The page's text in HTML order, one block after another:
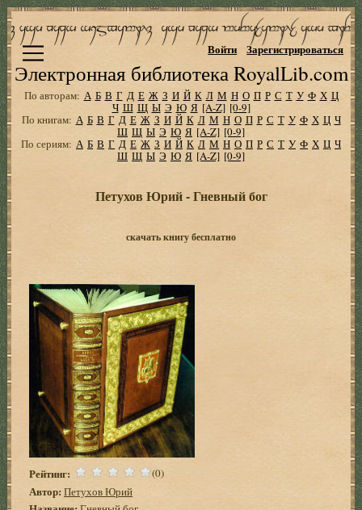
Электронная библиотека RoyalLib.com
Войти Зарегистрироваться
По авторам: А Б В Г Д Е Ж З И Й К Л М Н О П Р С Т У Ф Х Ц
Ч Ш Щ Ы Э Ю Я [A-Z] [0-9]
По книгам: А Б В Г Д Е Ж З И Й К Л М Н О П Р С Т У Ф Х Ц Ч
Ш Щ Ы Э Ю Я [A-Z] [0-9]
По сериям: А Б В Г Д Е Ж З И Й К Л М Н О П Р С Т У Ф Х Ц Ч
Ш Щ Ы Э Ю Я [A-Z] [0-9]
Петухов Юрий - Гневный бог
скачать книгу бесплатно
Рейтинг: (0)
Автор: Петухов Юрий